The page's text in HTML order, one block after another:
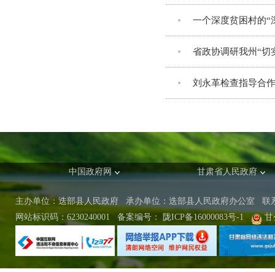
一个深度贫困村的“
省政协调研我州“切
刘永革检查指导合
中国政府网 甘肃省人民政府
主办单位：迭部县人民政府 承办单位：迭部县人民政府办公室 联
网站标识码：6230240001
备案编号： 陇ICP备16000083号-1 甘